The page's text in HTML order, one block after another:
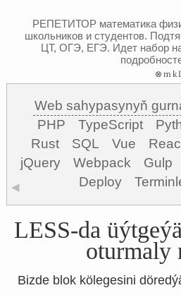
РЕПЕТИТОР математика
школьников и студентов.
ЦТ, ОГЭ, ЕГЭ. Идет набор
Web sahypasynyň
PHP
TypeScript
Rust
SQL Vue
jQuery
Webpack Gulp
Deploy
◀
LESS-da
oturmaly
Bizde blok kölegesini